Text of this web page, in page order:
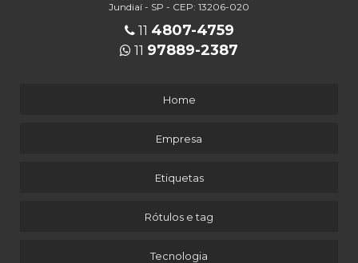
ROTULOS PARA COSMÉTICOS
RÓTULOS PARA SUPERMERCADO
ROTULOS PERSONALIZADOS VALOR
Jundiaí - SP - CEP: 13206-020
11 4807-4759
11 97889-2387
Home
Empresa
Etiquetas
Rótulos e tag
Tecnologia